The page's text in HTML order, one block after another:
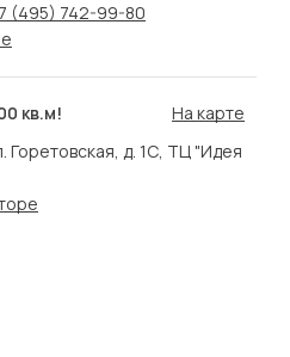
(495) 742-99-80
кв.м!
На карте
Горетовская, д. 1С, ТЦ "Идея